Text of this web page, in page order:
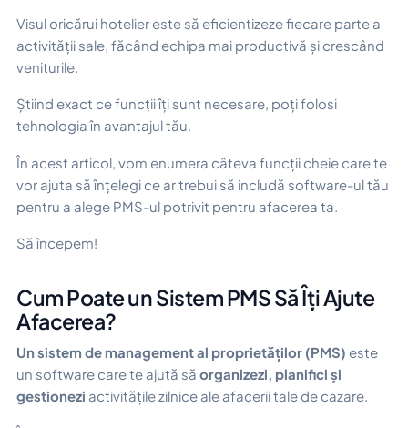
Visul oricărui hotelier este să eficientizeze fiecare parte a
activității sale, făcând echipa mai productivă și crescând
veniturile.
Știind exact ce funcții îți sunt necesare, poți folosi
tehnologia în avantajul tău.
În acest articol, vom enumera câteva funcții cheie care te
vor ajuta să înțelegi ce ar trebui să includă software-ul tău
pentru a alege PMS-ul potrivit pentru afacerea ta.
Să începem!
Cum Poate un Sistem PMS Să Îți Ajute
Afacerea?
Un sistem de management al proprietăților (PMS) este
un software care te ajută să organizezi, planifici și
gestionezi activitățile zilnice ale afacerii tale de cazare.